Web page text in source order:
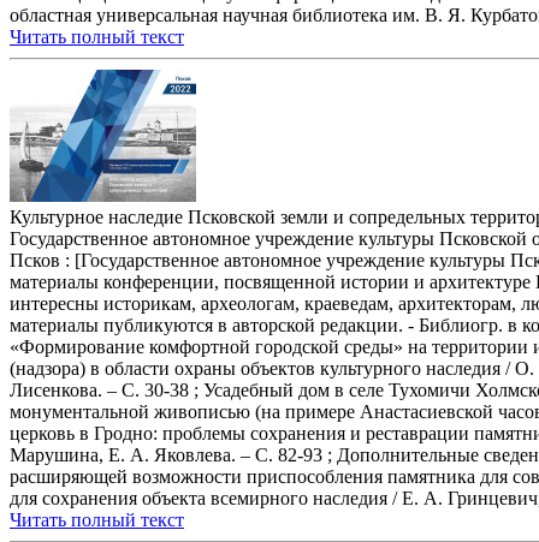
областная универсальная научная библиотека им. В. Я.
Читать полный текст
Культурное наследие Псковской земли и сопредельных
Государственное автономное учреждение культуры
Псков : [Государственное автономное учреждение культуры
материалы конференции, посвященной истории и
интересны историкам, археологам, краеведам, архитекторам,
материалы публикуются в авторской редакции. - Библиогр.
«Формирование комфортной городской среды» на территории
(надзора) в области охраны объектов культурного
Лисенкова. – С. 30-38 ; Усадебный дом в селе Тухомичи
монументальной живописью (на примере Анастасиевской
церковь в Гродно: проблемы сохранения и реставрации
Марушина, Е. А. Яковлева. – С. 82-93 ; Дополнительные
расширяющей возможности приспособления памятника для
для сохранения объекта всемирного наследия / Е. А.
Читать полный текст